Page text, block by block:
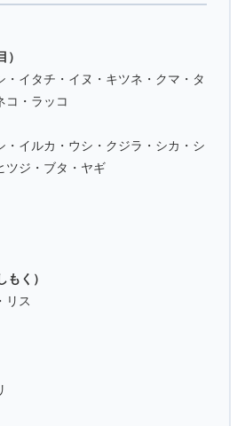
・イタチ・イヌ・キツネ・クマ・タ
コ・ラッコ
・イルカ・ウシ・クジラ・シカ・シ
ツジ・ブタ・ヤギ
もく）
リス